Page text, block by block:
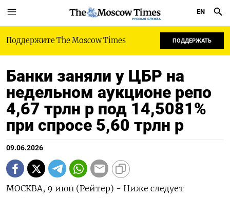
РУССКАЯ СЛУЖБА
EN
Поддержите The Moscow Times ПОДДЕРЖАТЬ
Банки заняли у ЦБР на
недельном аукционе репо
4,67 трлн р под 14,5081%
при спросе 5,60 трлн р
09.06.2026
МОСКВА, 9 июн (Рейтер) - Ниже следует